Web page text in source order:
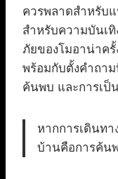
ควรพลาดสำหรับ
สำหรับความบันเ
ภัยของโมอาน่าค
พร้อมกับตั้งคำถาม
ค้นพบ และการเป็
หากการเดินท
บ้านคือการค้น